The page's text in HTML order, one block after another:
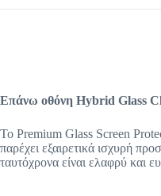
Επάνω οθόνη Hybrid Glass
Το Premium Glass Screen
παρέχει εξαιρετικά ισχυρή
ταυτόχρονα είναι ελαφρύ και